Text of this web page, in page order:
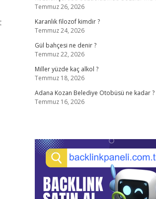
Temmuz 26, 2026
Karanlık filozof kimdir ?
Temmuz 24, 2026
Gül bahçesi ne denir ?
Temmuz 22, 2026
Miller yüzde kaç alkol ?
Temmuz 18, 2026
Adana Kozan Belediye Otobüsü ne kadar ?
Temmuz 16, 2026